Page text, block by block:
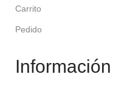
Carrito
Pedido
Información